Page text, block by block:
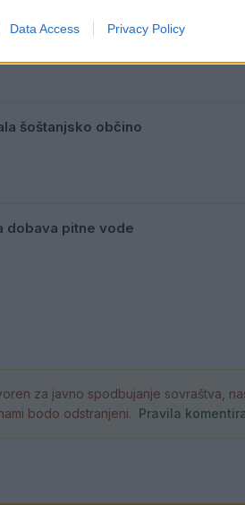
Data Access Privacy Policy
Vrabič v Skornem
šoštanjsko občino
dobava pitne vode
za javno spodbujanje sovraštva,
bodo odstranjeni. Pravila